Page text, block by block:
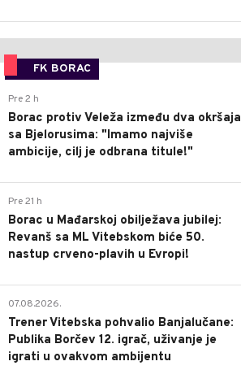
FK BORAC
Pre 2 h
Borac protiv Veleža između dva okršaja
sa Bjelorusima: "Imamo najviše
ambicije, cilj je odbrana titule!"
Pre 21 h
Borac u Mađarskoj obilježava jubilej:
Revanš sa ML Vitebskom biće 50.
nastup crveno-plavih u Evropi!
07.08.2026.
Trener Vitebska pohvalio Banjalučane:
Publika Borčev 12. igrač, uživanje je
igrati u ovakvom ambijentu